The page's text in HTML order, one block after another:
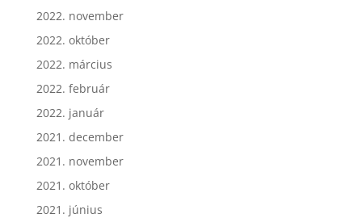
2022. november
2022. október
2022. március
2022. február
2022. január
2021. december
2021. november
2021. október
2021. június